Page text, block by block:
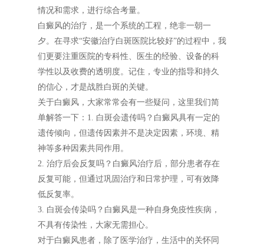
情况和需求，进行综合考量。
白癜风的治疗，是一个系统的工程，绝非一朝一
夕。在寻求“安徽治疗白斑医院比较好”的过程中，我
们更要注重医院的专科性、医生的经验、设备的科
学性以及收费的透明度。记住，专业的指导和持久
的信心，才是战胜白斑的关键。
关于白癜风，大家常常会有一些疑问，这里我们简
单解答一下：1. 白斑会遗传吗？白癜风具有一定的
遗传倾向，但遗传因素并不是决定因素，环境、精
神等多种因素共同作用。
2. 治疗后会反复吗？白癜风治疗后，部分患者存在
反复可能，但通过巩固治疗和日常护理，可有效降
低反复率。
3. 白斑会传染吗？白癜风是一种自身免疫性疾病，
不具有传染性，大家无需担心。
对于白癜风患者，除了医学治疗，生活中的关怀同